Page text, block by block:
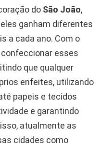
do São João,
eles ganham diferentes
a cada ano. Com o
esses
que qualquer
enfeites, utilizando
papeis e tecidos
e garantindo
atualmente as
cidades como